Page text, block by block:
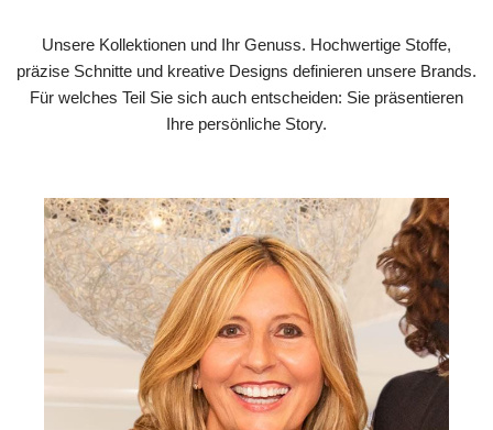
Unsere Kollektionen und Ihr Genuss. Hochwertige Stoffe,
präzise Schnitte und kreative Designs definieren unsere Brands.
Für welches Teil Sie sich auch entscheiden: Sie präsentieren
Ihre persönliche Story.